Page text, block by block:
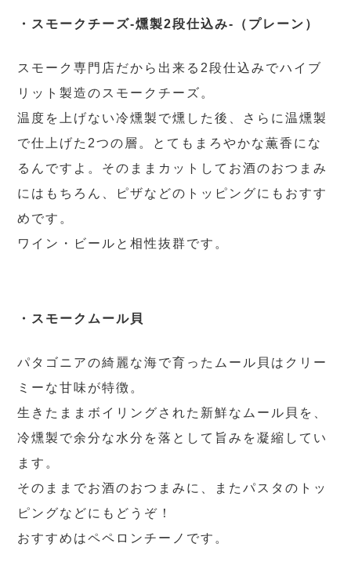
・スモークチーズ-燻製2段仕込み-（プレーン）
スモーク専門店だから出来る2段仕込みでハイブ
リット製造のスモークチーズ。
温度を上げない冷燻製で燻した後、さらに温燻製
で仕上げた2つの層。とてもまろやかな薫香にな
るんですよ。そのままカットしてお酒のおつまみ
にはもちろん、ピザなどのトッピングにもおすす
めです。
ワイン・ビールと相性抜群です。
・スモークムール貝
パタゴニアの綺麗な海で育ったムール貝はクリー
ミーな甘味が特徴。
生きたままボイリングされた新鮮なムール貝を、
冷燻製で余分な水分を落として旨みを凝縮してい
ます。
そのままでお酒のおつまみに、またパスタのトッ
ピングなどにもどうぞ！
おすすめはペペロンチーノです。